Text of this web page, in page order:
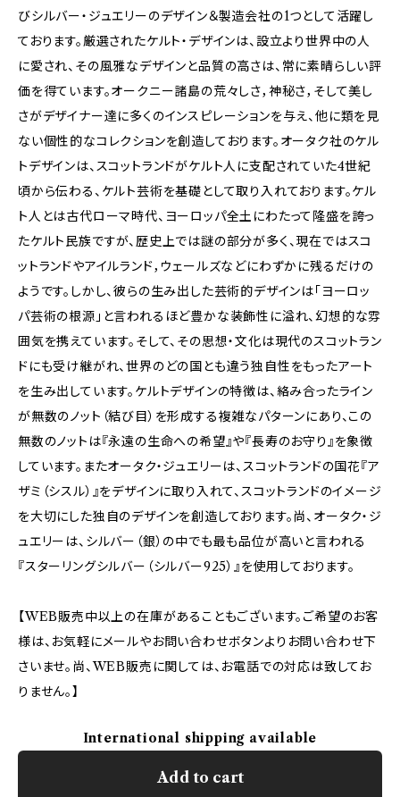
びシルバー・ジュエリーのデザイン＆製造会社の1つとして活躍し
ております。厳選されたケルト・デザインは、設立より世界中の人
に愛され、その風雅なデザインと品質の高さは、常に素晴らしい評
価を得ています。オークニー諸島の荒々しさ，神秘さ，そして美し
さがデザイナー達に多くのインスピレーションを与え、他に類を見
ない個性的なコレクションを創造しております。オータク社のケル
トデザインは、スコットランドがケルト人に支配されていた4世紀
頃から伝わる、ケルト芸術を基礎として取り入れております。ケル
ト人とは古代ローマ時代、ヨーロッパ全土にわたって隆盛を誇っ
たケルト民族ですが、歴史上では謎の部分が多く、現在ではスコ
ットランドやアイルランド，ウェールズなどにわずかに残るだけの
ようです。しかし、彼らの生み出した芸術的デザインは「ヨーロッ
パ芸術の根源」と言われるほど豊かな装飾性に溢れ、幻想的な雰
囲気を携えています。そして、その思想・文化は現代のスコットラン
ドにも受け継がれ、世界のどの国とも違う独自性をもったアート
を生み出しています。ケルトデザインの特徴は、絡み合ったライン
が無数のノット（結び目）を形成する複雑なパターンにあり、この
無数のノットは『永遠の生命への希望』や『長寿のお守り』を象徴
しています。またオータク・ジュエリーは、スコットランドの国花『ア
ザミ（シスル）』をデザインに取り入れて、スコットランドのイメージ
を大切にした独自のデザインを創造しております。尚、オータク・ジ
ュエリーは、シルバー（銀）の中でも最も品位が高いと言われる
『スターリングシルバー（シルバー925）』を使用しております。
【WEB販売中以上の在庫があることもございます。ご希望のお客
様は、お気軽にメールやお問い合わせボタンよりお問い合わせ下
さいませ。尚、WEB販売に関しては、お電話での対応は致してお
りません。】
International shipping available
Add to cart